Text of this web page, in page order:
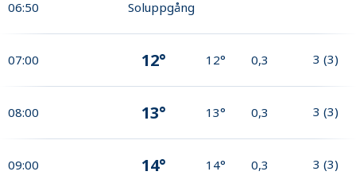
06:50 Soluppgång
07:00 12° 12° 0,3 3 (3)
08:00 13° 13° 0,3 3 (3)
09:00 14° 14° 0,3 3 (3)